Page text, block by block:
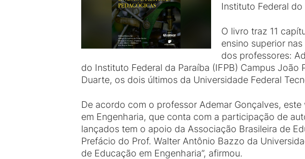
Instituto Federal do
O livro traz 11
ensino superior
dos professores:
do Instituto Federal da Paraíba (IFPB) Campus
Duarte, os dois últimos da Universidade Federal
De acordo com o professor Ademar Gonçalves,
em Engenharia, que conta com a participação de
lançados tem o apoio da Associação Brasileira de
Prefácio do Prof. Walter Antônio Bazzo da
de Educação em Engenharia”, afirmou.